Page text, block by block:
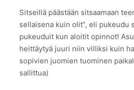
Sitseillä päästään sitsaamaan
sellaisena kuin olit”, eli pukeudu
pukeuduit kun aloitit opinnot!
heittäytyä juuri niin villiksi kuin
sopivien juomien tuominen
sallittua)